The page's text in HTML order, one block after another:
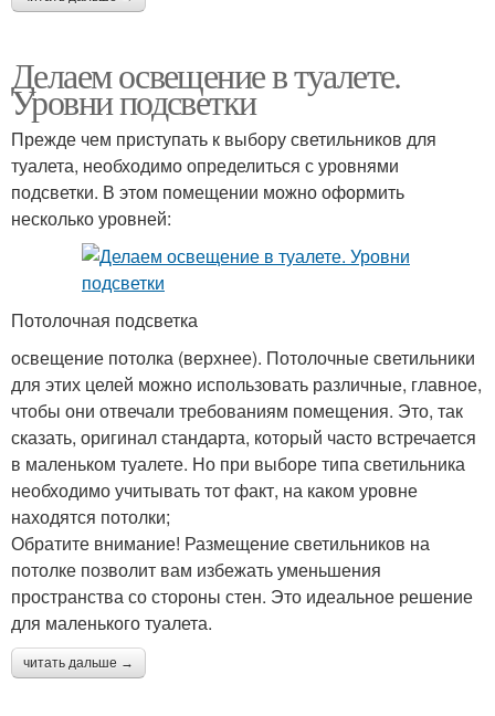
Делаем освещение в туалете.
Уровни подсветки
Прежде чем приступать к выбору светильников для
туалета, необходимо определиться с уровнями
подсветки. В этом помещении можно оформить
несколько уровней:
Потолочная подсветка
освещение потолка (верхнее). Потолочные светильники
для этих целей можно использовать различные, главное,
чтобы они отвечали требованиям помещения. Это, так
сказать, оригинал стандарта, который часто встречается
в маленьком туалете. Но при выборе типа светильника
необходимо учитывать тот факт, на каком уровне
находятся потолки;
Обратите внимание! Размещение светильников на
потолке позволит вам избежать уменьшения
пространства со стороны стен. Это идеальное решение
для маленького туалета.
читать дальше →